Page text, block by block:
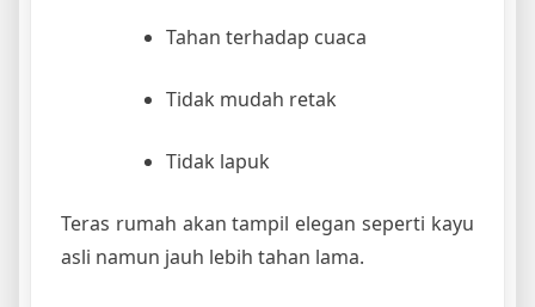
Tahan terhadap cuaca
Tidak mudah retak
Tidak lapuk
Teras rumah akan tampil elegan seperti kayu
asli namun jauh lebih tahan lama.